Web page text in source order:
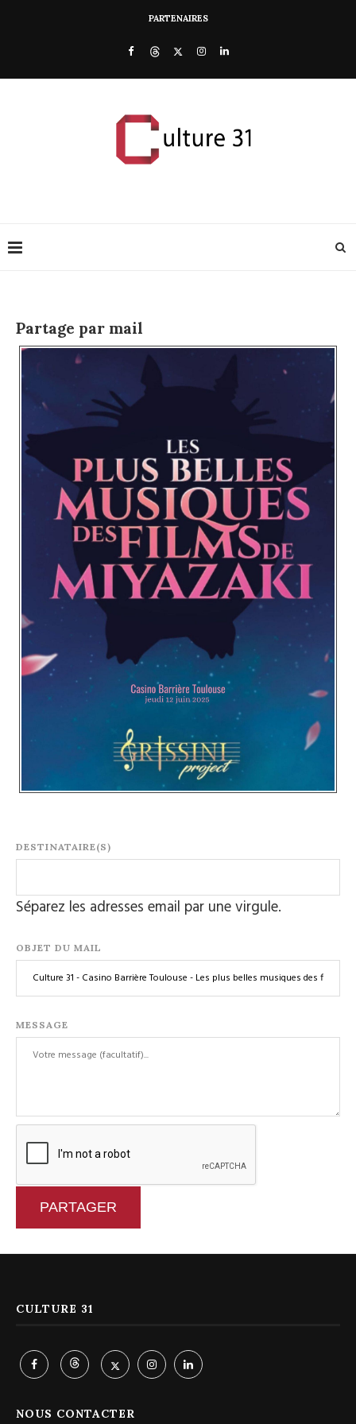
PARTENAIRES
Partage par mail
DESTINATAIRE(S)
Séparez les adresses email par une virgule.
OBJET DU MAIL
MESSAGE
PARTAGER
CULTURE 31
NOUS CONTACTER